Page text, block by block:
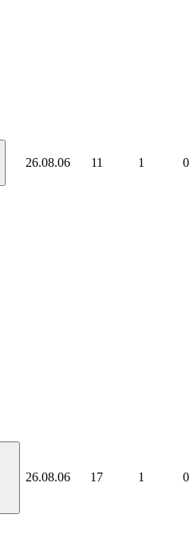
26.08.06 11 1 0
26.08.06 17 1 0